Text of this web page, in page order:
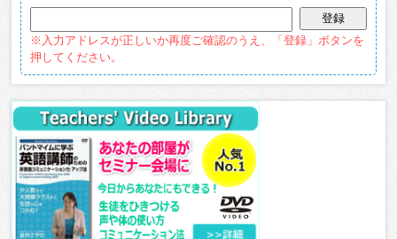
※入力アドレスが正しいか再度ご確認のうえ、「登録」ボタンを
押してください。